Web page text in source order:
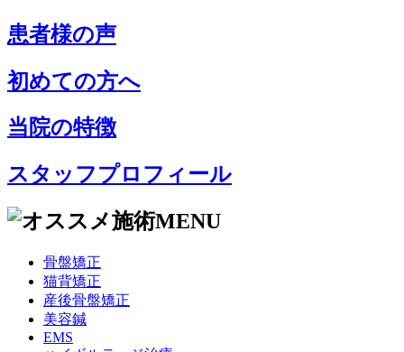
患者様の声
初めての方へ
当院の特徴
スタッフプロフィール
骨盤矯正
猫背矯正
産後骨盤矯正
美容鍼
EMS